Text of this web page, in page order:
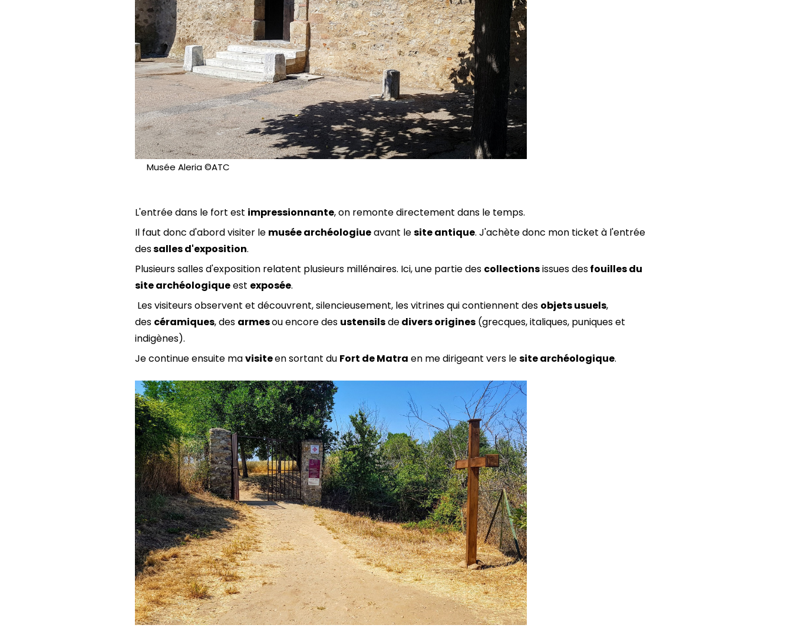
Musée Aleria ©ATC
L'entrée dans le fort est impressionnante, on remonte directement dans le temps.
Il faut donc d'abord visiter le musée archéologiueavant lesite antique. J'achète donc mon ticket à l'entrée
dessalles d'exposition.
Plusieurs salles d'exposition relatent plusieurs millénaires. Ici, une partie des collectionsissues desfouilles du
site archéologiqueest exposée.
Les visiteurs observent et découvrent, silencieusement, les vitrines qui contiennent des objets usuels,
des céramiques, des armesou encore des ustensilsdedivers origines(grecques, italiques, puniques et
indigènes).
Je continue ensuite mavisiteen sortant du Fort de Matra en me dirigeant vers lesite archéologique.